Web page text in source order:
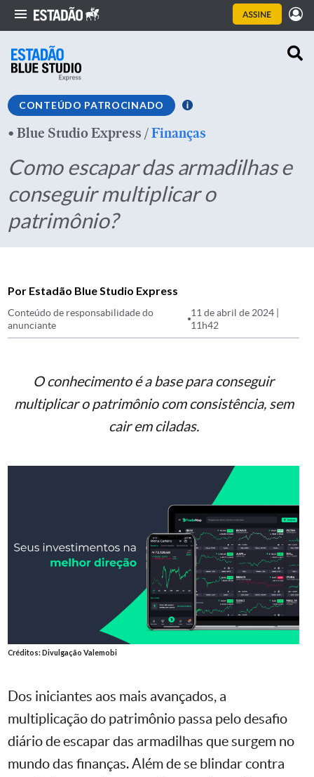
CONTEÚDO PATROCINADO
•Blue Studio Express/Finanças
Como escapar das armadilhas e
conseguir multiplicar o
patrimônio?
Por Estadão Blue Studio Express
Conteúdo de responsabilidade do
anunciante
11 de abril de 2024 |
11h42
O conhecimento é a base para conseguir
multiplicar o patrimônio com consistência, sem
cair em ciladas.
Créditos: Divulgação Valemobi
Dos iniciantes aos mais avançados, a
multiplicação do patrimônio passa pelo desafio
diário de escapar das armadilhas que surgem no
mundo das finanças. Além de se blindar contra